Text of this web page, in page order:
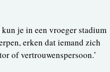
je in een vroeger stadium
erken dat iemand zich
of vertrouwenspersoon.’